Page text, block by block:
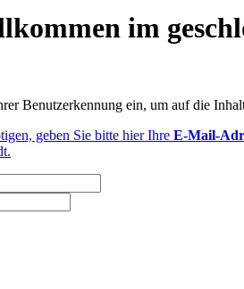
im
Benutzerkennung ein, um auf die
geben Sie bitte hier Ihre E-Mail-